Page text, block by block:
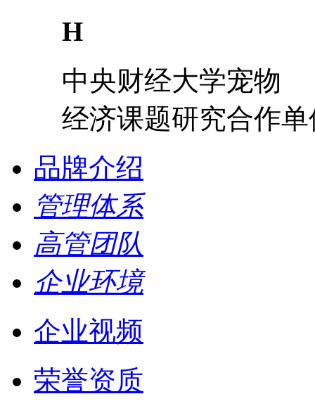
H
中央财经大学宠物
经济课题研究合作单
品牌介绍
管理体系
高管团队
企业环境
企业视频
荣誉资质